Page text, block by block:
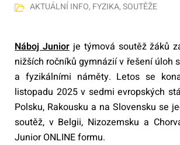
AKTUÁLNÍ INFO, FYZIKA,SOUTĚŽE
Náboj Juniorje týmová soutěž žáků
nižších ročníků gymnázií v řešení úloh
a fyzikálními náměty. Letos se
listopadu 2025 v sedmi evropských
Polsku, Rakousku a na Slovensku se
soutěž, v Belgii, Nizozemsku a
Junior ONLINE formu.